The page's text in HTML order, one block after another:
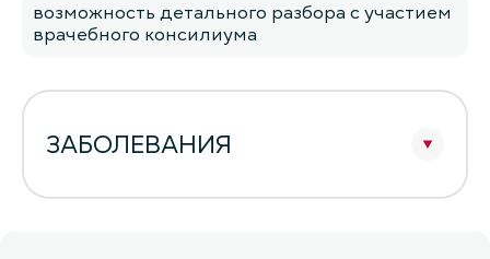
возможность детального разбора с участием
врачебного консилиума
ЗАБОЛЕВАНИЯ